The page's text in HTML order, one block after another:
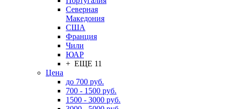
Северная
Македония
США
Франция
Чили
ЮАР
+ ЕЩЕ 11
Цена
до 700 руб.
700 - 1500 руб.
1500 - 3000 руб.